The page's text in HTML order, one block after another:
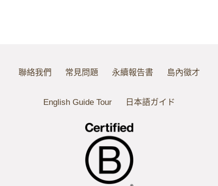
聯絡我們 常見問題 永續報告書 島內徵才
English Guide Tour 日本語ガイド